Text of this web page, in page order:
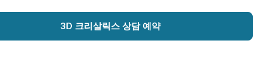
3D 크리살릭스 상담 예약